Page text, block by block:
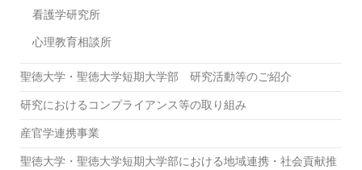
看護学研究所
心理教育相談所
聖徳大学・聖徳大学短期大学部 研究活動等のご紹介
研究におけるコンプライアンス等の取り組み
産官学連携事業
聖徳大学・聖徳大学短期大学部における地域連携・社会貢献推